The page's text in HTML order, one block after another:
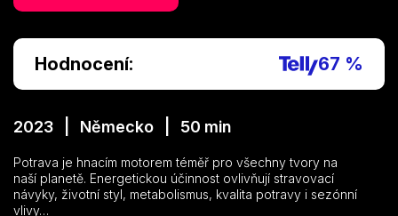
Hodnocení: 67 %
2023 | Německo | 50 min
Potrava je hnacím motorem téměř pro všechny tvory na
naší planetě. Energetickou účinnost ovlivňují stravovací
návyky, životní styl, metabolismus, kvalita potravy i sezónní
vlivy…